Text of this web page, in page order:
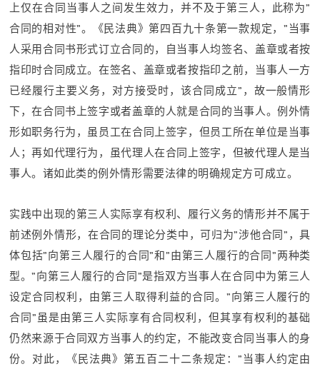
上仅在合同当事人之间发生效力，并不及于第三人，此称为”
合同的相对性”。《民法典》第四百九十条第一款规定，”当事
人采用合同书形式订立合同的，自当事人均签名、盖章或者按
指印时合同成立。在签名、盖章或者按指印之前，当事人一方
已经履行主要义务，对方接受时，该合同成立”，故一般情形
下，在合同书上签字或者盖章的人就是合同的当事人。例外情
形如职务行为，虽员工在合同上签字，但员工所在单位是当事
人；再如代理行为，虽代理人在合同上签字，但被代理人是当
事人。诸如此类的例外情形需要法律的明确规定方可成立。
实践中出现的第三人实际享有权利、履行义务的情形并不属于
前述例外情形，在合同的理论分类中，可归为”涉他合同”，具
体包括”向第三人履行的合同”和”由第三人履行的合同”两种类
型。”向第三人履行的合同”是指双方当事人在合同中为第三人
设定合同权利，由第三人取得利益的合同。”向第三人履行的
合同”虽是由第三人实际享有合同权利，但其享有权利的基础
仍然来源于合同双方当事人的约定，不能改变合同当事人的身
份。对此，《民法典》第五百二十二条规定：”当事人约定由